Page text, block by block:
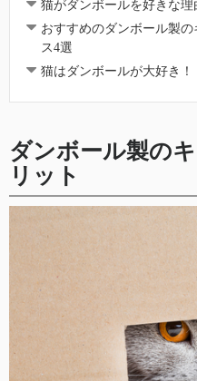
猫がダンボールを好きな理
おすすめのダンボール製
ス4選
猫はダンボールが大好き！
ダンボール製の
リット